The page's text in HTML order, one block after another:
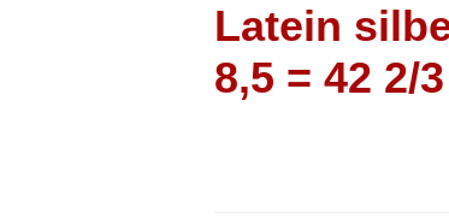
Latein
8,5 = 42 2/3